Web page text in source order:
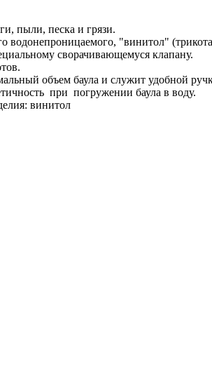
пыли, песка и грязи.
водонепроницаемого, "винитол"
сворачивающемуся клапану.
объем баула и служит удобной
при погружении баула в воду.
винитол